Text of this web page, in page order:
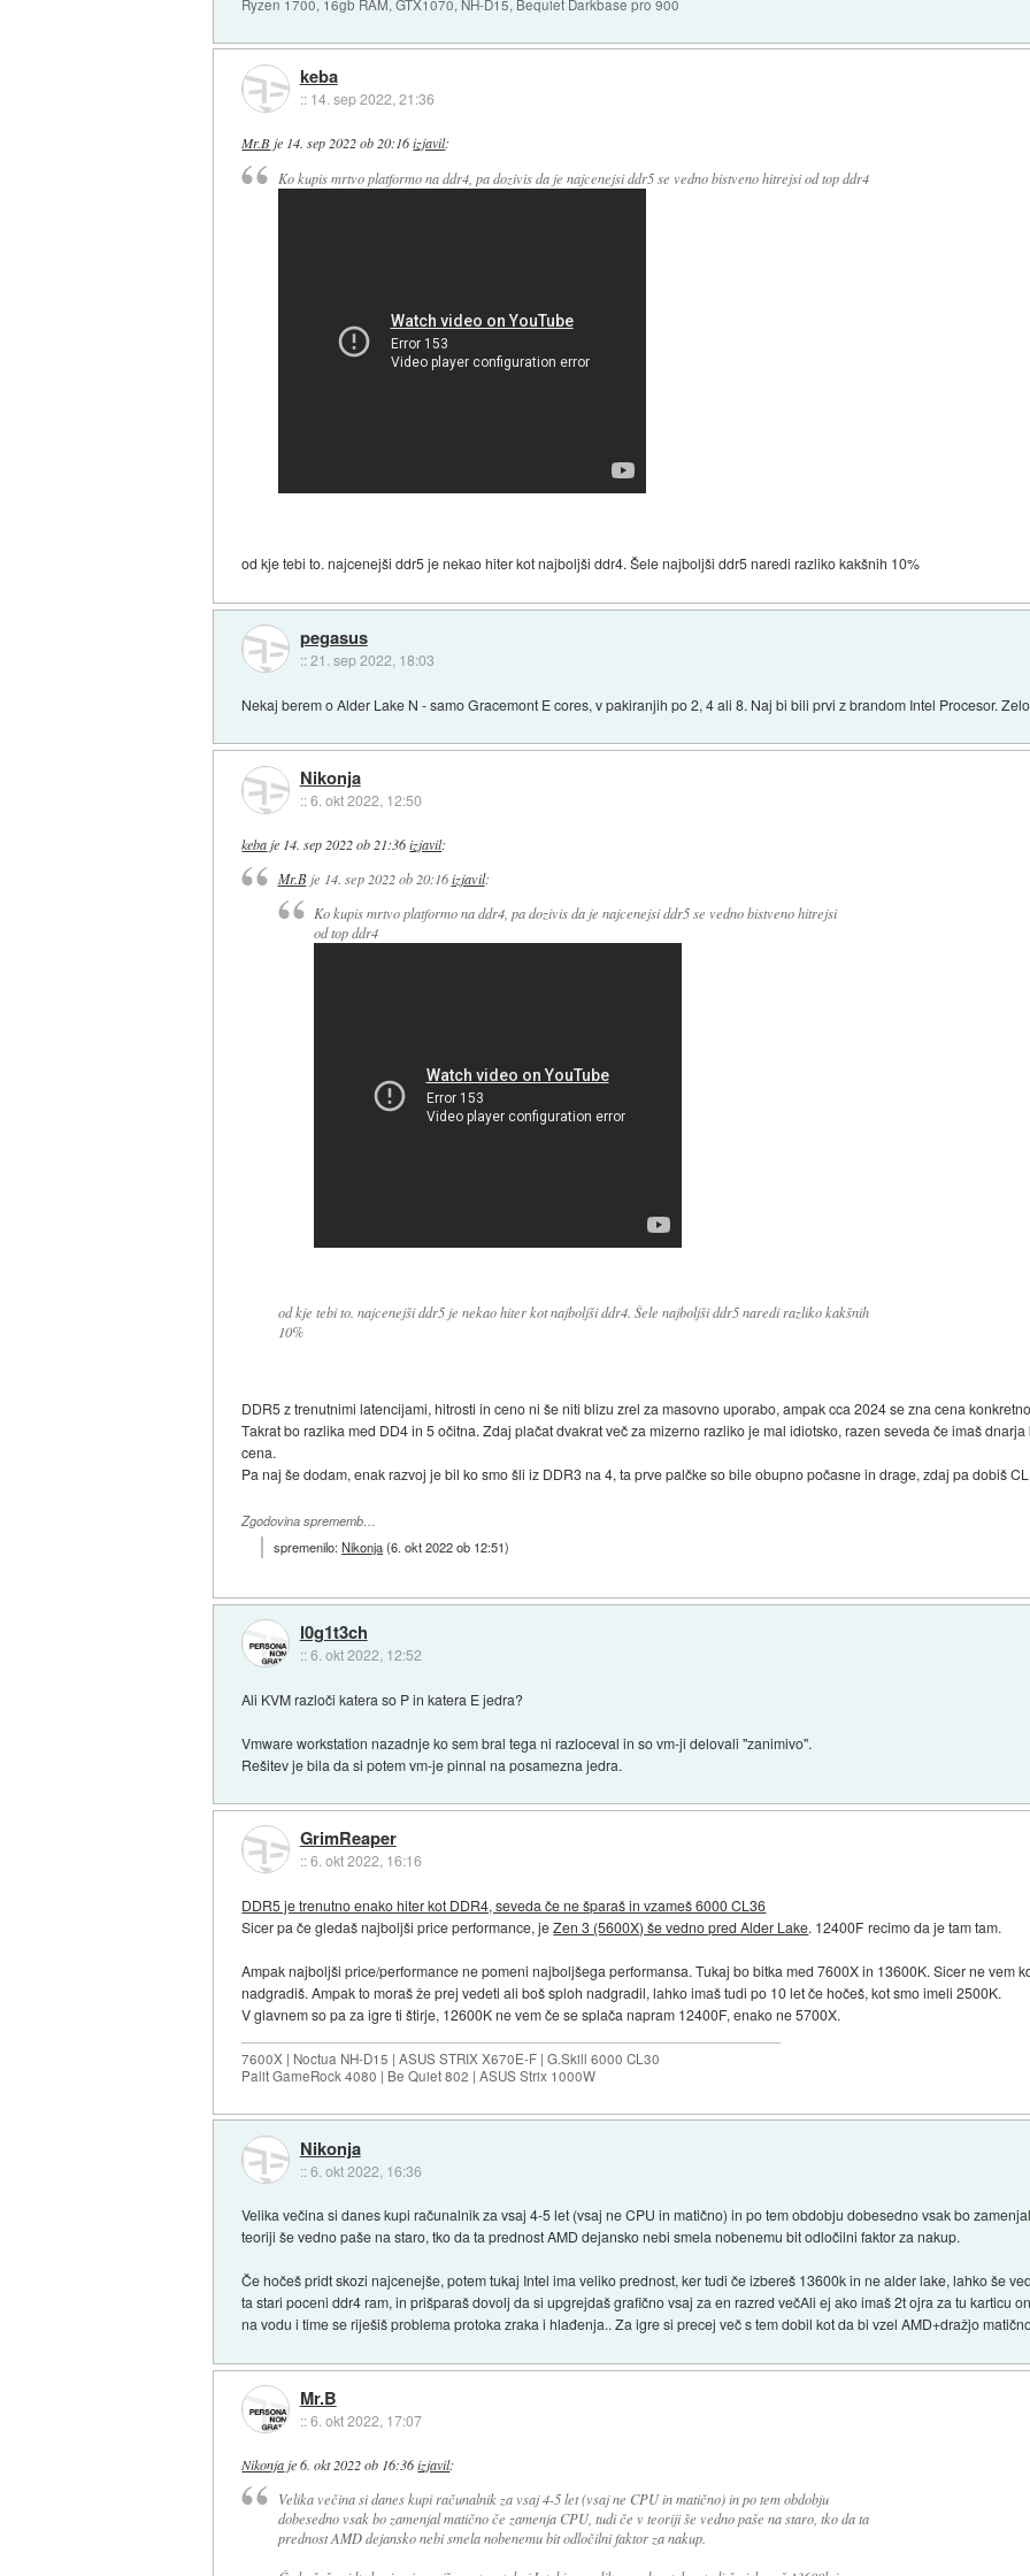
Ryzen 1700, 16gb RAM, GTX1070, NH-D15, Bequiet Darkbase pro 900
keba
:: 14. sep 2022, 21:36
Mr.B je 14. sep 2022 ob 20:16 izjavil:
Ko kupis mrtvo platformo na ddr4, pa dozivis da je najcenejsi ddr5 se vedno bistveno hitrejsi od top ddr4
od kje tebi to. najcenejši ddr5 je nekao hiter kot najboljši ddr4. Šele najboljši ddr5 naredi razliko kakšnih 10%
pegasus
::21. sep 2022, 18:03
Nekaj berem o Alder Lake N - samo Gracemont E cores, v pakiranjih po 2, 4 ali 8. Naj bi bili prvi z brandom Intel Procesor.
Nikonja
::6. okt 2022, 12:50
keba je 14. sep 2022 ob 21:36 izjavil:
Mr.Bje 14. sep 2022 ob 20:16 izjavil:
Ko kupis mrtvo platformo na ddr4, pa dozivis da je najcenejsi ddr5 se vedno bistveno hitrejsi
od top ddr4
od kje tebi to. najcenejši ddr5 je nekao hiter kot najboljši ddr4. Šele najboljši ddr5 naredi razliko kakšnih
10%
DDR5 z trenutnimi latencijami, hitrosti in ceno ni še niti blizu zrel za masovno uporabo, ampak cca 2024 se zna cena
Takrat bo razlika med DD4 in 5 očitna. Zdaj plačat dvakrat več za mizerno razliko je mal idiotsko, razen seveda če imaš
cena.
Pa naj še dodam, enak razvoj je bil ko smo šli iz DDR3 na 4, ta prve palčke so bile obupno počasne in drage, zdaj pa dobiš
Zgodovina sprememb…
spremenilo:Nikonja(6. okt 2022 ob 12:51)
l0g1t3ch
::6. okt 2022, 12:52
Ali KVM razloči katera so P in katera E jedra?
Vmware workstation nazadnje ko sem bral tega ni razloceval in so vm-ji delovali "zanimivo".
Rešitev je bila da si potem vm-je pinnal na posamezna jedra.
GrimReaper
::6. okt 2022, 16:16
DDR5 je trenutno enako hiter kot DDR4, seveda če ne šparaš in vzameš 6000 CL36
Sicer pa če gledaš najboljši price performance, jeZen 3 (5600X) še vedno pred Alder Lake. 12400F recimo da je tam tam.
Ampak najboljši price/performance ne pomeni najboljšega performansa. Tukaj bo bitka med 7600X in 13600K. Sicer ne vem
nadgradiš. Ampak to moraš že prej vedeti ali boš sploh nadgradil, lahko imaš tudi po 10 let če hočeš, kot smo imeli 2500K.
V glavnem so pa za igre ti štirje, 12600K ne vem če se splača napram 12400F, enako ne 5700X.
7600X | Noctua NH-D15 | ASUS STRIX X670E-F | G.Skill 6000 CL30
Palit GameRock 4080 | Be Quiet 802 | ASUS Strix 1000W
Nikonja
::6. okt 2022, 16:36
Velika večina si danes kupi računalnik za vsaj 4-5 let (vsaj ne CPU in matično) in po tem obdobju dobesedno vsak bo
teoriji še vedno paše na staro, tko da ta prednost AMD dejansko nebi smela nobenemu bit odločilni faktor za nakup.
Če hočeš pridt skozi najcenejše, potem tukaj Intel ima veliko prednost, ker tudi če izbereš 13600k in ne alder lake, lahko še
ta stari poceni ddr4 ram, in prišparaš dovolj da si upgrejdaš grafično vsaj za en razred večAli ej ako imaš 2t ojra za tu karticu
na vodu i time se riješiš problema protoka zraka i hlađenja.. Za igre si precej več s tem dobil kot da bi vzel AMD+dražjo
Mr.B
::6. okt 2022, 17:07
Nikonja je6. okt 2022 ob 16:36 izjavil:
Velika večina si danes kupi računalnik za vsaj 4-5 let (vsaj ne CPU in matično) in po tem obdobju
dobesedno vsak bo zamenjal matično če zamenja CPU, tudi če v teoriji še vedno paše na staro, tko da ta
prednost AMD dejansko nebi smela nobenemu bit odločilni faktor za nakup.